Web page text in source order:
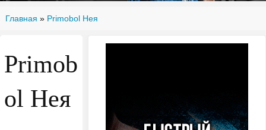
Главная » Primobol Нея
Primob
ol Нея